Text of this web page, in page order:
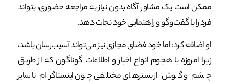
ممکن است یک مشاور آگاه بدون نیاز به مراجعه حضوری، بتواند
فرد را با گفت‌وگو و راهنمایی خود نجات دهد.
او اضافه کرد: اما خود فضای مجازی نیز می‌تواند آسیب‌رسان باشد،
زیرا امروزه با هجوم انواع اخبار و اطلاعات گوناگون که از طریق
چشم و گوش از بسترهای مختلفی چون اینستاگرام تا سایر